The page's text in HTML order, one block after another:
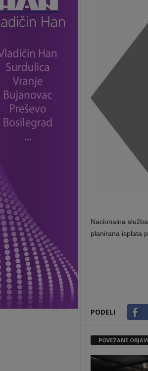
Nacionalna
planirana isplata
PODELI
POVEZANE